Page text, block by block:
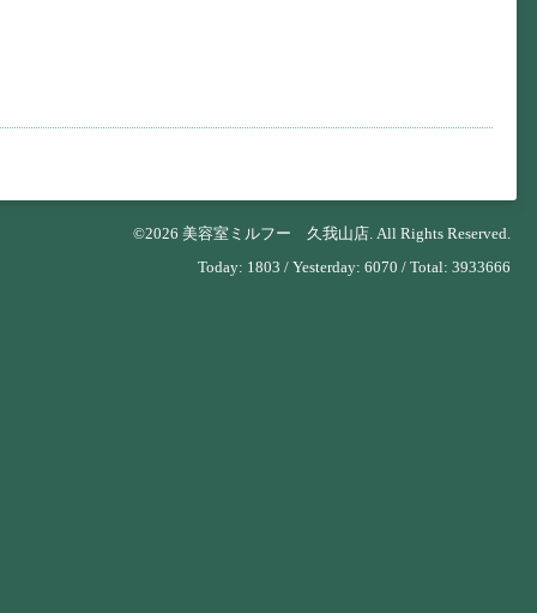
©2026 美容室ミルフー 久我山店. All Rights Reserved.
Today: 1803 / Yesterday: 6070 / Total: 3933666